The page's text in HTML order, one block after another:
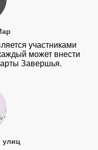
участниками
может внести
Завершья.
улиц